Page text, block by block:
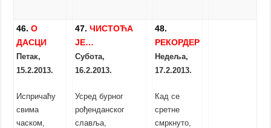
46. О
ДАСЦИ
Петак,
15.2.2013.
Испричаћу
свима
часком,
47. ЧИСТОЋА
ЈЕ…
Субота,
16.2.2013.
Усред бурног
рођенданског
славља,
48.
РЕКОРДЕР
Недеља,
17.2.2013.
Кад се
сретне
смркнуто,